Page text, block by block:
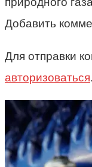
Добавить
Для отправки
авторизоваться.